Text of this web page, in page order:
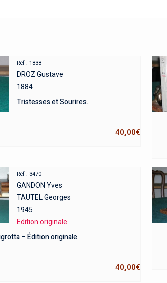
Réf : 1838
DROZ Gustave
1884
Tristesses et Sourires.
40,00€
Réf : 3470
GANDON Yves
TAUTEL Georges
1945
Edition originale
– Édition originale.
40,00€